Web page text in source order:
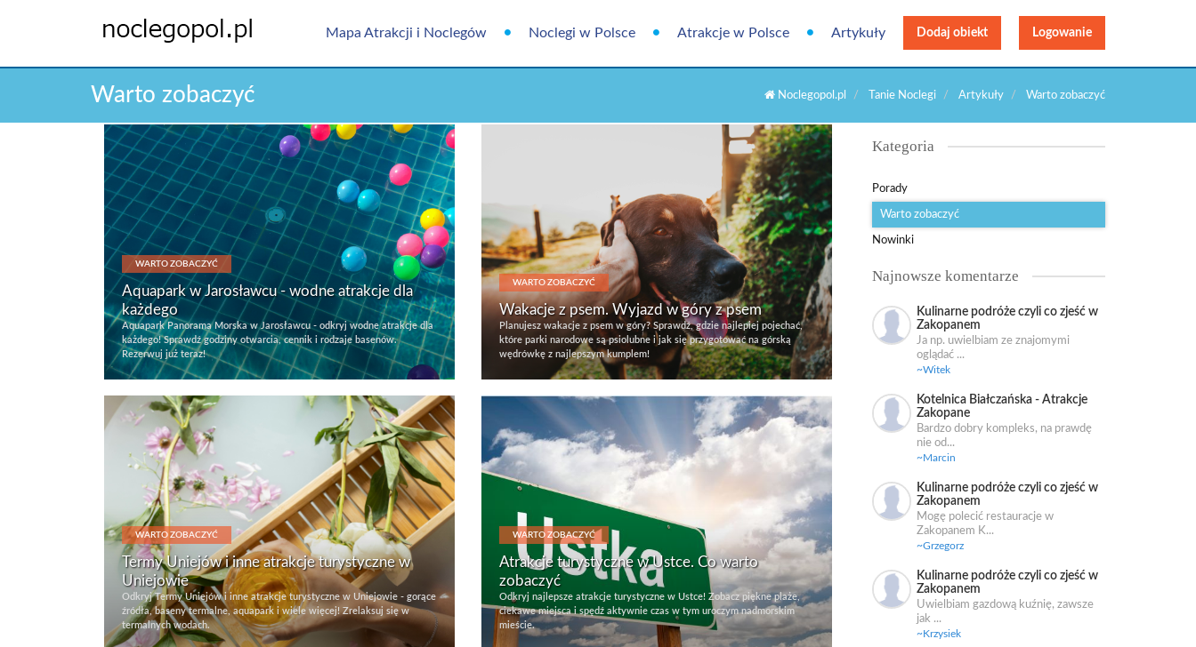
Mapa Atrakcji i Noclegów Noclegi w Polsce Atrakcje w Polsce Artykuły Dodaj obiekt Logowanie
Warto zobaczyć Noclegopol.pl Tanie Noclegi Artykuły Warto zobaczyć
WARTO ZOBACZYĆ
Aquapark w Jarosławcu - wodne atrakcje dla
każdego
Aquapark Panorama Morska w Jarosławcu - odkryj wodne atrakcje dla
każdego! Sprawdź godziny otwarcia, cennik i rodzaje basenów.
Rezerwuj już teraz!
WARTO ZOBACZYĆ
Wakacje z psem. Wyjazd w góry z psem
Planujesz wakacje z psem w góry? Sprawdź, gdzie najlepiej pojechać,
które parki narodowe są psiolubne i jak się przygotować na górską
wędrówkę z najlepszym kumplem!
WARTO ZOBACZYĆ
Termy Uniejów i inne atrakcje turystyczne w
Uniejowie
Odkryj Termy Uniejów i inne atrakcje turystyczne w Uniejowie - gorące
źródła, baseny termalne, aquapark i wiele więcej! Zrelaksuj się w
termalnych wodach.
WARTO ZOBACZYĆ
Atrakcje turystyczne w Ustce. Co warto
zobaczyć
Odkryj najlepsze atrakcje turystyczne w Ustce! Zobacz piękne plaże,
ciekawe miejsca i spędź aktywnie czas w tym uroczym nadmorskim
mieście.
Kategoria
Porady
Warto zobaczyć
Nowinki
Najnowsze komentarze
Kulinarne podróże czyli co zjeść w
Zakopanem
Ja np. uwielbiam ze znajomymi
oglądać ...
~Witek
Kotelnica Białczańska - Atrakcje
Zakopane
Bardzo dobry kompleks, na prawdę
nie od...
~Marcin
Kulinarne podróże czyli co zjeść w
Zakopanem
Mogę polecić restauracje w
Zakopanem K...
~Grzegorz
Kulinarne podróże czyli co zjeść w
Zakopanem
Uwielbiam gazdową kuźnię, zawsze
jak ...
~Krzysiek